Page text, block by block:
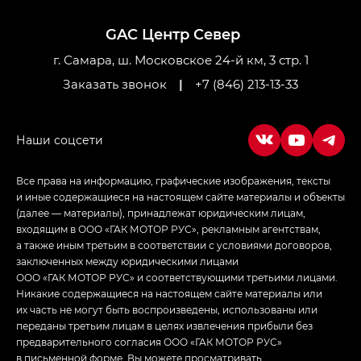
Джи Икс ПРЕМИУМ — GX PREMIUM, ЛАУНЖ —
LOUNGE
Empow — Эмпау (Empow) в комплектации
GAC Центр Север
г. Самара, ш. Московское 24-й км, 3 стр. 1
Заказать звонок
| +7 (846) 213-13-33
Все права на информацию, графические изображения, тексты
и иные содержащиеся на настоящем сайте материалы и объекты
(далее — материалы), принадлежат юридическим лицам,
входящим в ООО «ГАК МОТОР РУС», рекламным агентствам,
а также иным третьим в соответствии с условиями договоров,
заключенных между юридическими лицами
ООО «ГАК МОТОР РУС» и соответствующими третьими лицами.
Никакие содержащиеся на настоящем сайте материалы или
их часть не могут быть воспроизведены, использованы или
переданы третьим лицам в целях извлечения прибыли без
предварительного согласия ООО «ГАК МОТОР РУС»
в письменной форме. Вы можете просматривать